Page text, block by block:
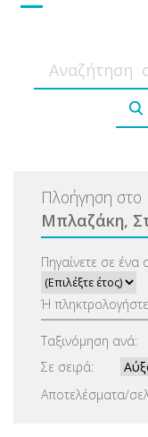
Πλοήγηση
Μπλαζάκη,
Πηγαίνετε σε ένα
Ή
Ταξινόμηση ανά:
Σε σειρά:
Αποτελέσματα/